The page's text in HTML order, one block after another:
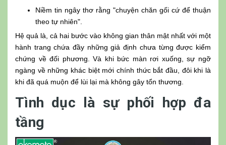
Niềm tin ngây thơ rằng "chuyện chăn gối cứ để thuận
theo tự nhiên".
Hệ quả là, cả hai bước vào không gian thân mật nhất với một
hành trang chứa đầy những giả định chưa từng được kiểm
chứng về đối phương. Và khi bức màn rơi xuống, sự ngỡ
ngàng về những khác biệt mới chính thức bắt đầu, đôi khi là
khi đã quá muộn để lùi lại mà không gây tổn thương.
Tình dục là sự phối hợp đa
tầng